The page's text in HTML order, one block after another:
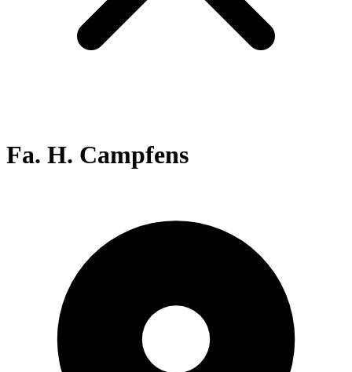
Fa. H. Campfens